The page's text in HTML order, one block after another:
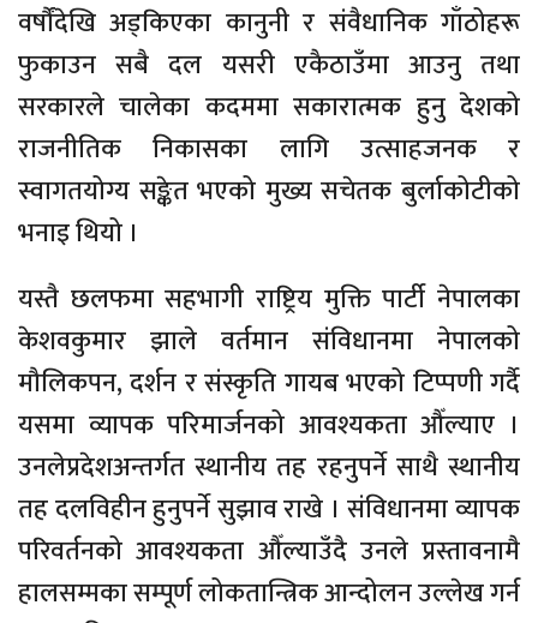
वर्षौंदेखि अड्किएका कानुनी र संवैधानिक गाँठोहरू
फुकाउन सबै दल यसरी एकैठाउँमा आउनु तथा
सरकारले चालेका कदममा सकारात्मक हुनु देशको
राजनीतिक निकासका लागि उत्साहजनक र
स्वागतयोग्य सङ्केत भएको मुख्य सचेतक बुर्लाकोटीको
भनाइ थियो ।
यस्तै छलफमा सहभागी राष्ट्रिय मुक्ति पार्टी नेपालका
केशवकुमार झाले वर्तमान संविधानमा नेपालको
मौलिकपन, दर्शन र संस्कृति गायब भएको टिप्पणी गर्दै
यसमा व्यापक परिमार्जनको आवश्यकता औँल्याए ।
उनलेप्रदेशअन्तर्गत स्थानीय तह रहनुपर्ने साथै स्थानीय
तह दलविहीन हुनुपर्ने सुझाव राखे । संविधानमा व्यापक
परिवर्तनको आवश्यकता औँल्याउँदै उनले प्रस्तावनामै
हालसम्मका सम्पूर्ण लोकतान्त्रिक आन्दोलन उल्लेख गर्न